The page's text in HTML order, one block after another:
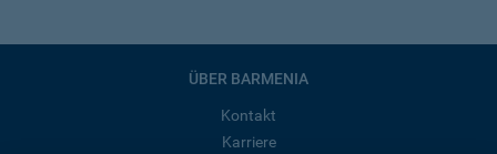
ÜBER BARMENIA
Kontakt
Karriere